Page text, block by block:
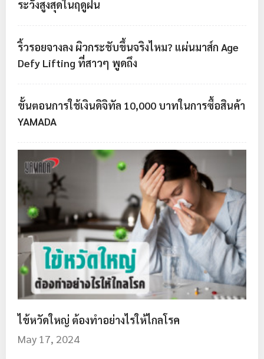
ระวังสูงสุดในฤดูฝน
ริ้วรอยจางลง ผิวกระชับขึ้นจริงไหม? แผ่นมาส์ก Age
Defy Lifting ที่สาวๆ พูดถึง
ขั้นตอนการใช้เงินดิจิทัล 10,000 บาทในการซื้อสินค้า
YAMADA
ไข้หวัดใหญ่ ต้องทำอย่างไรให้ไกลโรค
May 17, 2024